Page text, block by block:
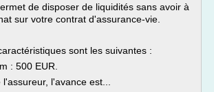
de disposer de liquidités sans avoir à
sur votre contrat d'assurance-vie.
sont les suivantes :
: 500 EUR.
l'avance est...